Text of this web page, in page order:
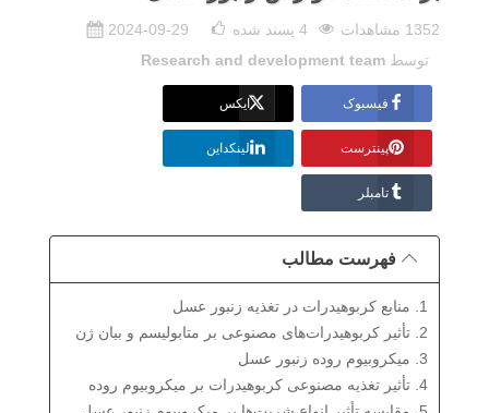
1352 مشاهدات 4 پسند شده
2024-09-29
توسط Research and development team
فیسبوک ایکس
پینترست لینکداین
تامبلر
فهرست مطالب
1. منابع کربوهیدرات در تغذیه زنبور عسل
2. تأثیر کربوهیدرات‌های مصنوعی بر متابولیسم و بیان ژن
3. میکروبیوم روده زنبور عسل
4. تأثیر تغذیه مصنوعی کربوهیدرات بر میکروبیوم روده